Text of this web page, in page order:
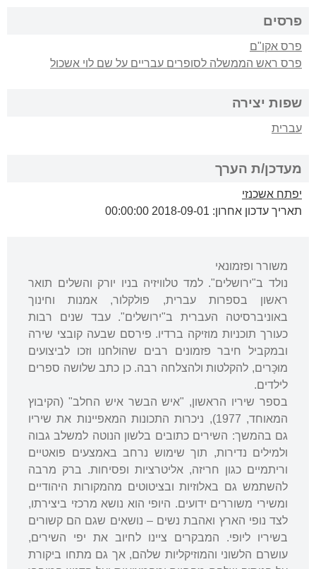
פרסים
פרס אקו"ם
פרס ראש הממשלה לסופרים עבריים על שם לוי אשכול
שפות יצירה
עברית
מעדכן/ת הערך
יפתח אשכנזי
תאריך עדכון אחרון: 2018-09-01 00:00:00
משורר ופזמונאי
נולד ב"ירושלים". למד טלוויזיה בניו יורק והשלים תואר
ראשון בספרות עברית, פולקלור, אמנות וחינוך
באוניברסיטה העברית ב"ירושלים". עבד שנים רבות
כעורך תוכניות מוזיקה ברדיו. פירסם שבעה קובצי שירה
ובמקביל חיבר פזמונים רבים שהולחנו וזכו לביצועים
מוּכָּרים, להקלטות ולהצלחה רבה. כן כתב שלושה ספרים
לילדים.
בספר שיריו הראשון, "איש הבשר איש החלב" (הקיבוץ
המאוחד, 1977), ניכרות התכונות המאפיינות את שיריו
גם בהמשך: השירים כתובים בלשון הנוטה למשלב גבוה
ולמילים נדירות, תוך שימוש נרחב באמצעים פואטיים
וריתמיים כגון חריזה, אליטרציות ופסיחות. ברק מרבה
להשתמש גם באלוזיות ובציטוטים מהמקורות היהודיים
ומשירי משוררים ידועים. היופי הוא נושא מרכזי ביצירתו,
לצד נופי הארץ ואהבת נשים – נושאים שגם הם קשורים
בשיריו ליופי. המבקרים ציינו לחיוב את יפי השירים,
עושרם הלשוני והמוזיקליות שלהם, אך גם מתחו ביקורת